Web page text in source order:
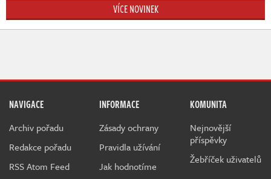
VÍCE NOVINEK
NAVIGACE
Archiv pořadu
Redakce pořadu
RSS Atom Feed
INFORMACE
Zásady ochrany
Pravidla užívání
Jak hodnotíme
KOMUNITA
Nejnovější
příspěvky
Žebříček uživatelů